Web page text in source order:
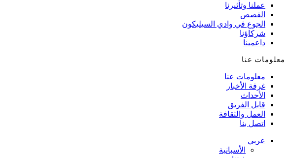
عملنا وتأثيرنا
القصص
الجوع في وادي السيليكون
شركاؤنا
داعمينا
معلومات عنا
معلومات عنا
غرفة الأخبار
الأحداث
قابل الفريق
العمل والثقافة
اتصل بنا
عربي
الأسبانية